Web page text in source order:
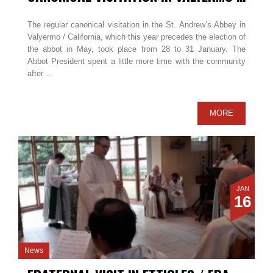
The regular canonical visitation in the St. Andrew’s Abbey in
Valyermo / California, which this year precedes the election of
the abbot in May, took place from 28 to 31 January. The
Abbot President spent a little more time with the community
after …
MORE
JAN
16
News